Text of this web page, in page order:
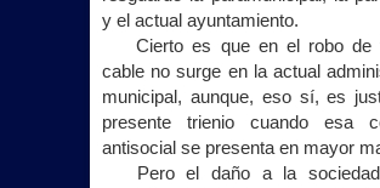
y el actual ayuntamiento.
Cierto es que en el robo de
cable no surge en la actual
municipal, aunque, eso sí, es
presente trienio cuando esa
antisocial se presenta en mayor
Pero el daño a la